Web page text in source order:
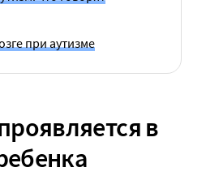
при аутизме
в